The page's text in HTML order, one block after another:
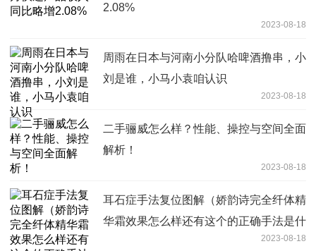
2.08%
2023-08-18
周雨在日本与河南小分队哈啤酒撸串，小
刘是谁，小马小袁咱认识
2023-08-18
二手骊威怎么样？性能、操控与空间全面
解析！
2023-08-18
耳石症手法复位图解（娇韵诗完全纤体精
华霜效果怎么样还有这个的正确手法是什
2023-08-18